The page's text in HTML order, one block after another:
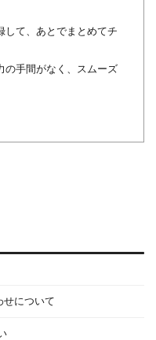
して、あとでまとめてチ
の手間がなく、スムーズ
せについて